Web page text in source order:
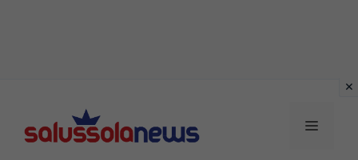
contenuto
MENU